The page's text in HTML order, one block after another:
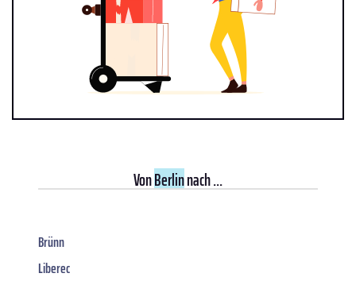
VonBerlinnach ...
Brünn
Liberec